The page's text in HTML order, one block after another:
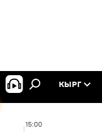
КЫРГ
15:00